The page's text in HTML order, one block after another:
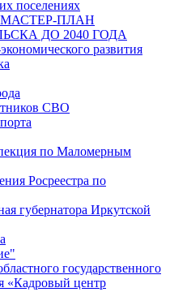
поселениях
ПЛАН
ДО 2040 ГОДА
развития
СВО
по Маломерным
Росреестра по
губернатора Иркутской
государственного
«Кадровый центр